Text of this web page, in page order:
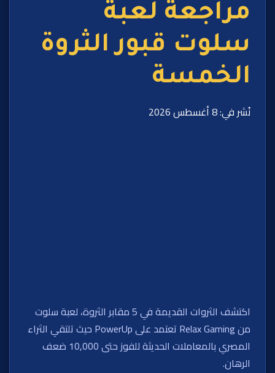
مراجعة لعبة
سلوت قبور الثروة
الخمسة
نُشر في: 8 أغسطس 2026
اكتشف الثروات القديمة في 5 مقابر الثروة، لعبة سلوت
من Relax Gaming تعتمد على PowerUp حيث تلتقي الثراء
المصري بالمعاملات الحديثة للفوز حتى 10,000 ضعف
الرهان.